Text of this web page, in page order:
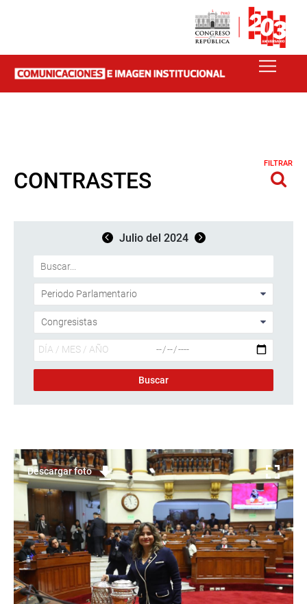
CONTRASTES
FILTRAR
Julio del 2024
Descargar foto